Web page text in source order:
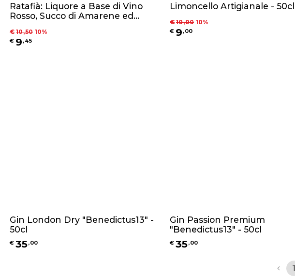
Ratafià: Liquore a Base di Vino
Rosso, Succo di Amarene ed
€ 10,50 10%
€ 9 ,45
Limoncello Artigianale - 50cl
€ 10,00 10%
€ 9 ,00
Gin London Dry "Benedictus13" -
50cl
€ 35,00
Gin Passion Premium
"Benedictus13" - 50cl
€ 35,00
1